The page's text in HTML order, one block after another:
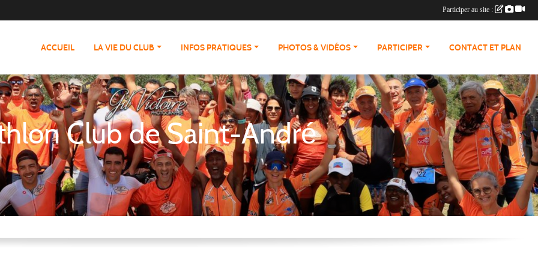
ACCUEIL LA VIE DU CLUB INFOS PRATIQUES PHOTOS & VIDÉOS PARTICIPER CONTACT ET PLAN
Club de Saint-André
Participer au site :